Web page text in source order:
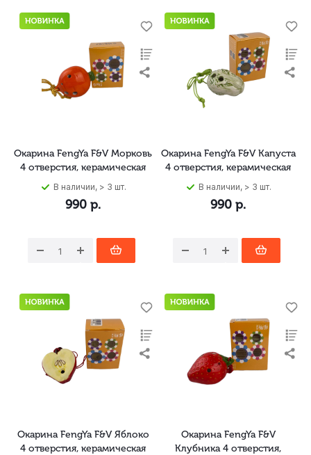
Окарина FengYa F&V Морковь
4 отверстия, керамическая
В наличии, > 3 шт.
990 р.
Окарина FengYa F&V Капуста
4 отверстия, керамическая
В наличии, > 3 шт.
990 р.
Окарина FengYa F&V Яблоко
4 отверстия, керамическая
Окарина FengYa F&V
Клубника 4 отверстия,